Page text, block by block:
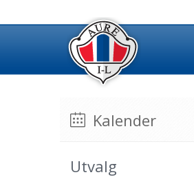
Kalender
Utvalg